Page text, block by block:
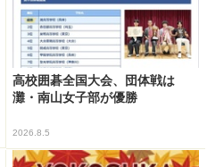
高校囲碁全国大会、団体戦は
灘・南山女子部が優勝
2026.8.5